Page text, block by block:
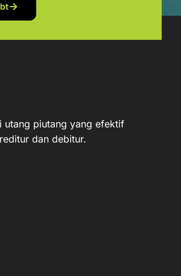
utang piutang yang efektif
dan debitur.